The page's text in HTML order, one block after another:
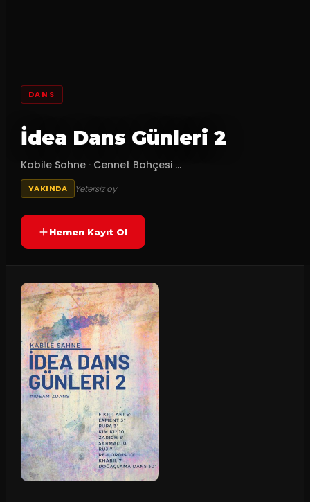
DANS
İdea Dans Günleri 2
Kabile Sahne · Cennet Bahçesi ...
YAKINDA Yetersiz oy
Hemen Kayıt Ol